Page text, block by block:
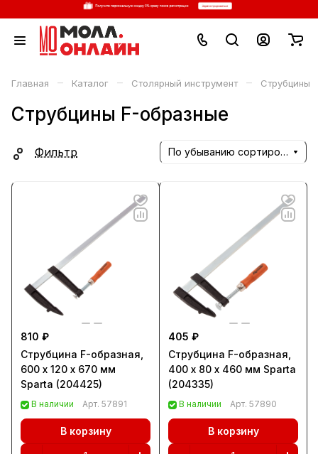
Главная – Каталог – Столярный инструмент – Струбцины
Струбцины F-образные
Фильтр По убыванию сортировки
810 ₽
Струбцина F-образная,
600 х 120 х 670 мм
Sparta (204425)
В наличии Арт. 57891
В корзину
405 ₽
Струбцина F-образная,
400 х 80 х 460 мм Sparta
(204335)
В наличии Арт. 57890
В корзину